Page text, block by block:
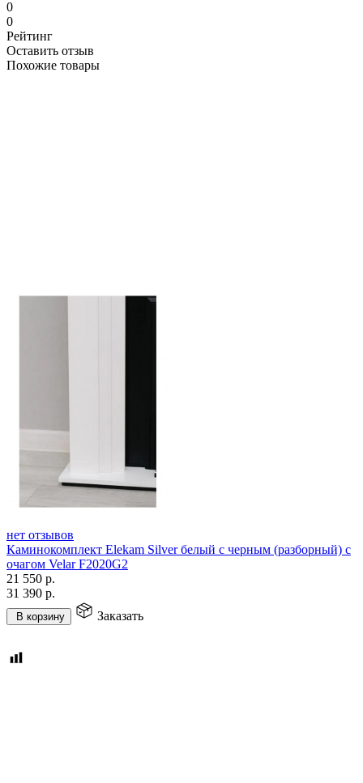
0
0
Рейтинг
Оставить отзыв
Похожие товары
нет отзывов
Каминокомплект Elekam Silver белый с черным (разборный) с
очагом Velar F2020G2
21 550 р.
31 390 р.
В корзину Заказать